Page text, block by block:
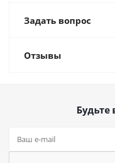
Задать вопрос
Отзывы
Будьте